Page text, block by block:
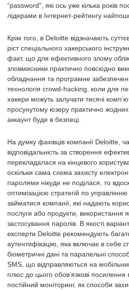
“password”, які ось уже кілька років
лідерами в Інтернет-рейтингу
Крім того, в Deloitte відзначають
ріст спеціального хакерського
факт, що для ефективного злому
зловмисники практично повсюдно
обладнання та програмне
технологія crowd-hacking, коли для
хакери можуть залучати тисячі
просунутому юзеру практично
аккаунт буде в безпеці.
На думку фахівців компанії Deloitte,
відповідальність за створення
перекладалася на кінцевого
оскільки сама схема захисту
паролями нікуди не поділася, то
оптимізацією стратегій по
займатися компанії, які надають
послуги або продукти, використання
застосування паролів. В якості
експерти Deloitte рекомендують
аутентифікацію, яка включає в себе
біометричні дані та паралельні
SMS, що відправляються на
плюс до цього обов’язкові посилення
постійний моніторинг, як способи